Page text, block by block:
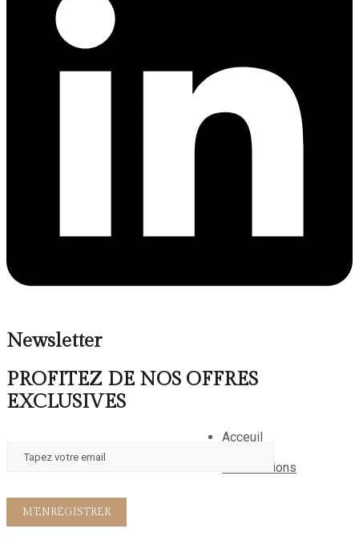
Newsletter
PROFITEZ DE NOS OFFRES
EXCLUSIVES
Acceuil
Reservations